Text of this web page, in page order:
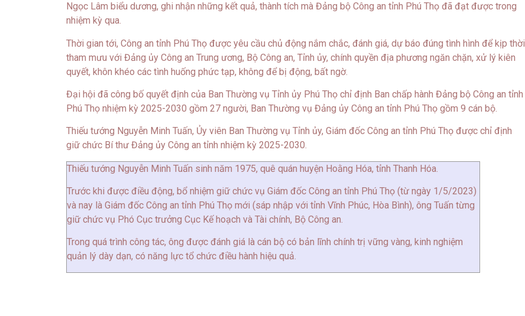
Ngọc Lâm biểu dương, ghi nhận những kết quả, thành tích mà Đảng bộ Công an tỉnh Phú Thọ đã đạt được trong
nhiệm kỳ qua.
Thời gian tới, Công an tỉnh Phú Thọ được yêu cầu chủ động nắm chắc, đánh giá, dự báo đúng tình hình để kịp thời
tham mưu với Đảng ủy Công an Trung ương, Bộ Công an, Tỉnh ủy, chính quyền địa phương ngăn chặn, xử lý kiên
quyết, khôn khéo các tình huống phức tạp, không để bị động, bất ngờ.
Đại hội đã công bố quyết định của Ban Thường vụ Tỉnh ủy Phú Thọ chỉ định Ban chấp hành Đảng bộ Công an tỉnh
Phú Thọ nhiệm kỳ 2025-2030 gồm 27 người, Ban Thường vụ Đảng ủy Công an tỉnh Phú Thọ gồm 9 cán bộ.
Thiếu tướng Nguyễn Minh Tuấn, Ủy viên Ban Thường vụ Tỉnh ủy, Giám đốc Công an tỉnh Phú Thọ được chỉ định
giữ chức Bí thư Đảng ủy Công an tỉnh nhiệm kỳ 2025-2030.
Thiếu tướng Nguyễn Minh Tuấn sinh năm 1975, quê quán huyện Hoằng Hóa, tỉnh Thanh Hóa.
Trước khi được điều động, bổ nhiệm giữ chức vụ Giám đốc Công an tỉnh Phú Thọ (từ ngày 1/5/2023)
và nay là Giám đốc Công an tỉnh Phú Thọ mới (sáp nhập với tỉnh Vĩnh Phúc, Hòa Bình), ông Tuấn từng
giữ chức vụ Phó Cục trưởng Cục Kế hoạch và Tài chính, Bộ Công an.
Trong quá trình công tác, ông được đánh giá là cán bộ có bản lĩnh chính trị vững vàng, kinh nghiệm
quản lý dày dạn, có năng lực tổ chức điều hành hiệu quả.